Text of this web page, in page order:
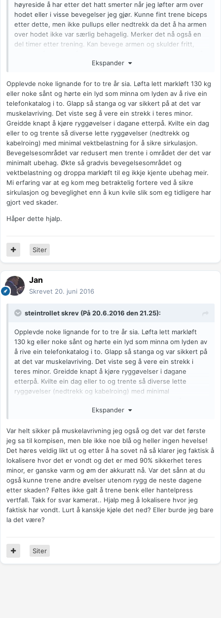
høyreside å har etter det hatt smerter når jeg løfter arm over
hodet eller i visse bevegelser jeg gjør. Kunne fint trene biceps
etter dette, men ikke pullups eller nedtrekk da det å ha armen
over hodet ikke var særlig behagelig. Merker det nå også en
del timer etter trening. Kan bevege armen og skulder fritt,
merker jeg det godt. Noen som vet hva det kan være?
Ekspander
Opplevde noke lignande for to tre år sia. Løfta lett markløft 130 kg
eller noke sånt og hørte ein lyd som minna om lyden av å rive ein
telefonkatalog i to. Glapp så stanga og var sikkert på at det var
muskelavriving. Det viste seg å vere ein strekk i teres minor.
Greidde knapt å kjøre ryggøvelser i dagane etterpå. Kvilte ein dag
eller to og trente så diverse lette ryggøvelser (nedtrekk og
kabelroing) med minimal vektbelastning for å sikre sirkulasjon.
Bevegelsesområdet var redusert men trente i området der det var
minimalt ubehag. Økte så gradvis bevegelsesområdet og
vektbelastning og droppa markløft til eg ikkje kjente ubehag meir.
Mi erfaring var at eg kom meg betraktelig fortere ved å sikre
sirkulasjon og beveglighet enn å kun kvile slik som eg tidligere har
gjort ved skader.
Håper dette hjalp.
Siter
Jan
Skrevet 20. juni 2016
steintrolletskrev (På 20.6.2016 den 21.25):
Opplevde noke lignande for to tre år sia. Løfta lett markløft
130 kg eller noke sånt og hørte ein lyd som minna om lyden av
å rive ein telefonkatalog i to. Glapp så stanga og var sikkert på
at det var muskelavriving. Det viste seg å vere ein strekk i
teres minor. Greidde knapt å kjøre ryggøvelser i dagane
etterpå. Kvilte ein dag eller to og trente så diverse lette
ryggøvelser (nedtrekk og kabelroing) med minimal
redusert men trente i området der det var minimalt ubehag.
droppa markløft til eg ikkje kjente ubehag meir. Mi erfaring var
at eg kom meg betraktelig fortere ved å sikre sirkulasjon og
beveglighet enn å kun kvile slik som eg tidligere har gjort ved
skader.
Håper dette hjalp.
Ekspander
Var helt sikker på muskelavrivning jeg også og det var det første
jeg sa til kompisen, men ble ikke noe blå og heller ingen hevelse!
Det høres veldig likt ut og etter å ha sovet nå så klarer jeg faktisk å
lokalisere hvor det er vondt og det er med 90% sikkerhet teres
minor, er ganske varm og øm der akkuratt nå. Var det sånn at du
også kunne trene andre øvelser utenom rygg de neste dagene
etter skaden? Føltes ikke galt å trene benk eller hantelpress
vertfall. Takk for svar kamerat.. Hjalp meg å lokalisere hvor jeg
faktisk har vondt. Lurt å kanskje kjøle det ned? Eller burde jeg bare
la det være?
Siter